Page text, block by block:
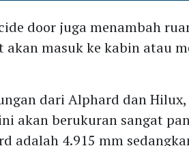
door juga menambah
akan masuk ke kabin atau
dari Alphard dan
akan berukuran sangat
adalah 4.915 mm